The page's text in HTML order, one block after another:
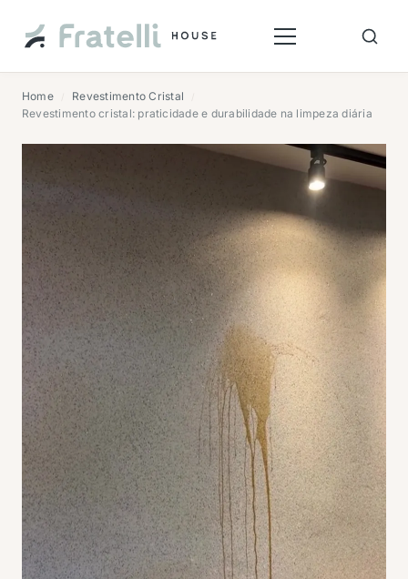
Home Revestimento Cristal
Revestimento cristal: praticidade e durabilidade na limpeza diária